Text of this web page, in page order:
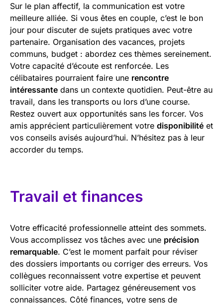
Sur le plan affectif, la communication est votre
meilleure alliée. Si vous êtes en couple, c’est le bon
jour pour discuter de sujets pratiques avec votre
partenaire. Organisation des vacances, projets
communs, budget : abordez ces thèmes sereinement.
Votre capacité d’écoute est renforcée. Les
célibataires pourraient faire une rencontre
intéressante dans un contexte quotidien. Peut-être au
travail, dans les transports ou lors d’une course.
Restez ouvert aux opportunités sans les forcer. Vos
amis apprécient particulièrement votre disponibilité et
vos conseils avisés aujourd’hui. N’hésitez pas à leur
accorder du temps.
Travail et finances
Votre efficacité professionnelle atteint des sommets.
Vous accomplissez vos tâches avec une précision
remarquable. C’est le moment parfait pour réviser
des dossiers importants ou corriger des erreurs. Vos
collègues reconnaissent votre expertise et peuvent
solliciter votre aide. Partagez généreusement vos
connaissances. Côté finances, votre sens de